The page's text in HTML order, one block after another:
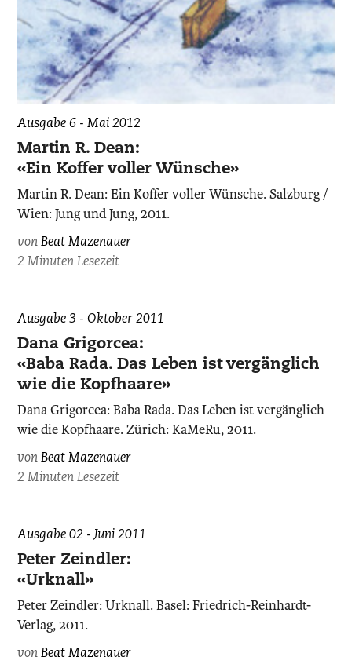
Ausgabe 6 - Mai 2012
Martin R. Dean:
«Ein Koffer voller Wünsche»
Martin R. Dean: Ein Koffer voller Wünsche. Salzburg /
Wien: Jung und Jung, 2011.
vonBeat Mazenauer
2 Minuten Lesezeit
Ausgabe 3 - Oktober 2011
Dana Grigorcea:
«Baba Rada. Das Leben ist vergänglich
wie die Kopfhaare»
Dana Grigorcea: Baba Rada. Das Leben ist vergänglich
wie die Kopfhaare. Zürich: KaMeRu, 2011.
vonBeat Mazenauer
2 Minuten Lesezeit
Ausgabe 02 - Juni 2011
Peter Zeindler:
«Urknall»
Peter Zeindler: Urknall. Basel: Friedrich-Reinhardt-
Verlag, 2011.
vonBeat Mazenauer